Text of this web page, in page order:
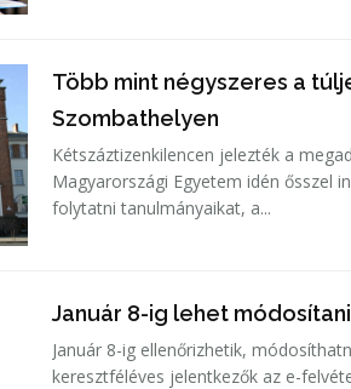
Több mint négyszeres a
Szombathelyen
Kétszáztizenkilencen jelezték a
Magyarországi Egyetem idén ősszel
folytatni tanulmányaikat, a...
Január 8-ig lehet
Január 8-ig ellenőrizhetik,
keresztféléves jelentkezők az e-